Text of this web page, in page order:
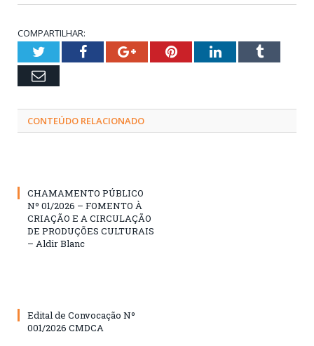
COMPARTILHAR:
TwitterFacebookGoogle+PinterestLinkedInTumblr
Email
CONTEÚDO RELACIONADO
CHAMAMENTO PÚBLICO
Nº 01/2026 – FOMENTO À
CRIAÇÃO E A CIRCULAÇÃO
DE PRODUÇÕES CULTURAIS
– Aldir Blanc
Edital de Convocação Nº
001/2026 CMDCA